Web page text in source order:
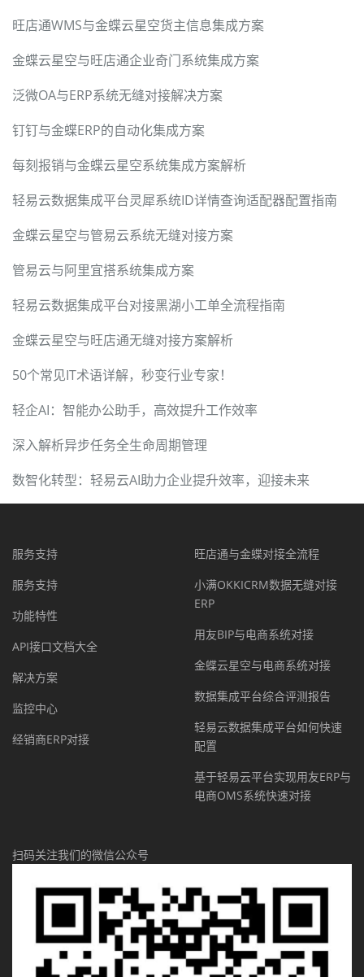
旺店通WMS与金蝶云星空货主信息集成方案
金蝶云星空与旺店通企业奇门系统集成方案
泛微OA与ERP系统无缝对接解决方案
钉钉与金蝶ERP的自动化集成方案
每刻报销与金蝶云星空系统集成方案解析
轻易云数据集成平台灵犀系统ID详情查询适配器配置指南
金蝶云星空与管易云系统无缝对接方案
管易云与阿里宜搭系统集成方案
轻易云数据集成平台对接黑湖小工单全流程指南
金蝶云星空与旺店通无缝对接方案解析
50个常见IT术语详解，秒变行业专家！
轻企AI：智能办公助手，高效提升工作效率
深入解析异步任务全生命周期管理
数智化转型：轻易云AI助力企业提升效率，迎接未来
服务支持
服务支持
功能特性
API接口文档大全
解决方案
监控中心
经销商ERP对接
旺店通与金蝶对接全流程
小满OKKICRM数据无缝对接
ERP
用友BIP与电商系统对接
金蝶云星空与电商系统对接
数据集成平台综合评测报告
轻易云数据集成平台如何快速
配置
基于轻易云平台实现用友ERP与
电商OMS系统快速对接
扫码关注我们的微信公众号